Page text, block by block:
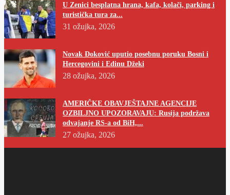
U Zenici besplatna hrana, kafa, kolači, parking i
turistička tura za...
31 ožujka, 2026
Novak Đoković uputio posebnu poruku Bosni i
Hercegovini i Edinu Džeki
28 ožujka, 2026
AMERIČKE OBAVJEŠTAJNE AGENCIJE
OZBILJNO UPOZORAVAJU: Rusija podržava
odvajanje RS-a od BiH,...
27 ožujka, 2026